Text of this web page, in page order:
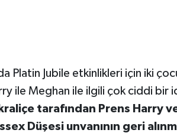
Platin Jubile etkinlikleri için iki
ile Meghan ile ilgili çok ciddi bir
tarafından Prens Harry
Düşesi unvanının geri